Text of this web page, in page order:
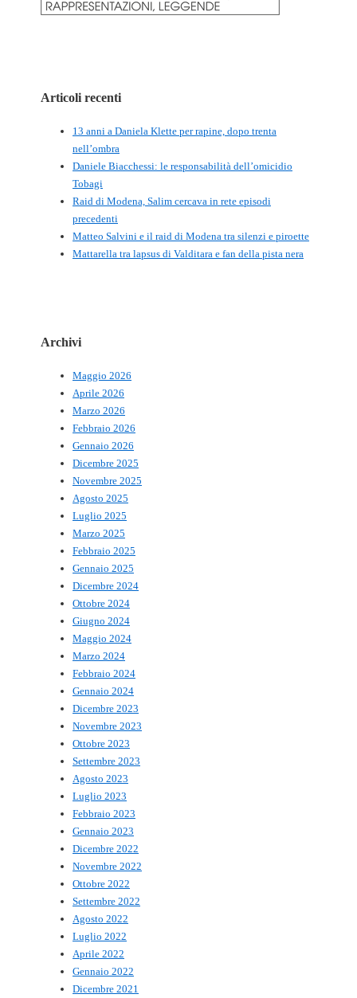
Articoli recenti
13 anni a Daniela Klette per rapine, dopo trenta
nell’ombra
Daniele Biacchessi: le responsabilità dell’omicidio
Tobagi
Raid di Modena, Salim cercava in rete episodi
precedenti
Matteo Salvini e il raid di Modena tra silenzi e piroette
Mattarella tra lapsus di Valditara e fan della pista nera
Archivi
Maggio 2026
Aprile 2026
Marzo 2026
Febbraio 2026
Gennaio 2026
Dicembre 2025
Novembre 2025
Agosto 2025
Luglio 2025
Marzo 2025
Febbraio 2025
Gennaio 2025
Dicembre 2024
Ottobre 2024
Giugno 2024
Maggio 2024
Marzo 2024
Febbraio 2024
Gennaio 2024
Dicembre 2023
Novembre 2023
Ottobre 2023
Settembre 2023
Agosto 2023
Luglio 2023
Febbraio 2023
Gennaio 2023
Dicembre 2022
Novembre 2022
Ottobre 2022
Settembre 2022
Agosto 2022
Luglio 2022
Aprile 2022
Gennaio 2022
Dicembre 2021